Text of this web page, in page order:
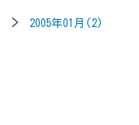
2005年01月(2)